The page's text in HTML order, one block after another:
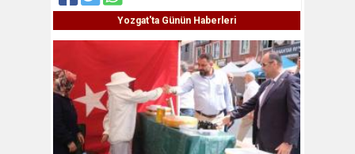
Yozgat'ta Günün Haberleri